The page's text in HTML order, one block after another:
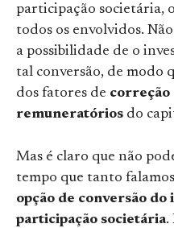
participação societária,
todos os envolvidos.
a possibilidade de o
tal conversão, de modo
dos fatores de correção
remuneratórios do
Mas é claro que não
tempo que tanto
opção de conversão
participação societária.